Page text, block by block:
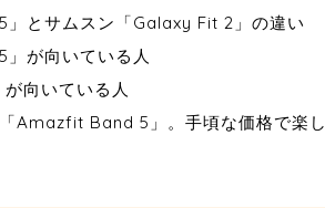
とサムスン「Galaxy Fit 2」の違い
が向いている人
向いている人
Amazfit Band 5」。手頃な価格で楽